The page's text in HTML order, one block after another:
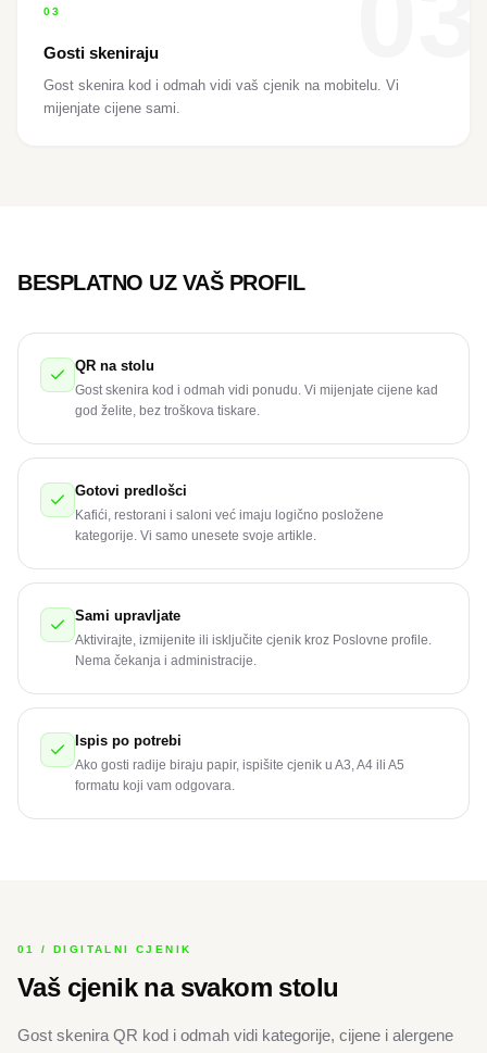
03
Gosti skeniraju
Gost skenira kod i odmah vidi vaš cjenik na mobitelu. Vi
mijenjate cijene sami.
BESPLATNO UZ VAŠ PROFIL
QR na stolu
Gost skenira kod i odmah vidi ponudu. Vi mijenjate cijene kad
god želite, bez troškova tiskare.
Gotovi predlošci
Kafići, restorani i saloni već imaju logično posložene
kategorije. Vi samo unesete svoje artikle.
Sami upravljate
Aktivirajte, izmijenite ili isključite cjenik kroz Poslovne profile.
Nema čekanja i administracije.
Ispis po potrebi
Ako gosti radije biraju papir, ispišite cjenik u A3, A4 ili A5
formatu koji vam odgovara.
01 / DIGITALNI CJENIK
Vaš cjenik na svakom stolu
Gost skenira QR kod i odmah vidi kategorije, cijene i alergene